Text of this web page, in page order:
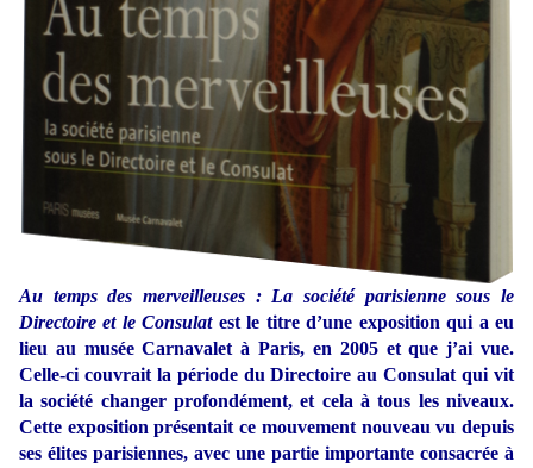
Au temps des merveilleuses : La société parisienne sous le
Directoire et le Consulatest le titre d’une exposition qui a eu
lieu au musée Carnavalet à Paris, en 2005 et que j’ai vue.
Celle-ci couvrait la période du Directoire au Consulat qui vit
la société changer profondément, et cela à tous les niveaux.
Cette exposition présentait ce mouvement nouveau vu depuis
ses élites parisiennes, avec une partie importante consacrée à